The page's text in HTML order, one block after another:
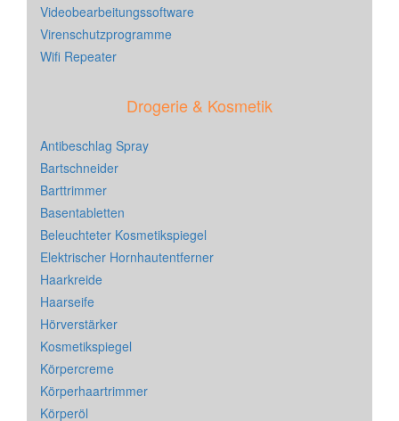
Videobearbeitungssoftware
Virenschutzprogramme
Wifi Repeater
Drogerie & Kosmetik
Antibeschlag Spray
Bartschneider
Barttrimmer
Basentabletten
Beleuchteter Kosmetikspiegel
Elektrischer Hornhautentferner
Haarkreide
Haarseife
Hörverstärker
Kosmetikspiegel
Körpercreme
Körperhaartrimmer
Körperöl